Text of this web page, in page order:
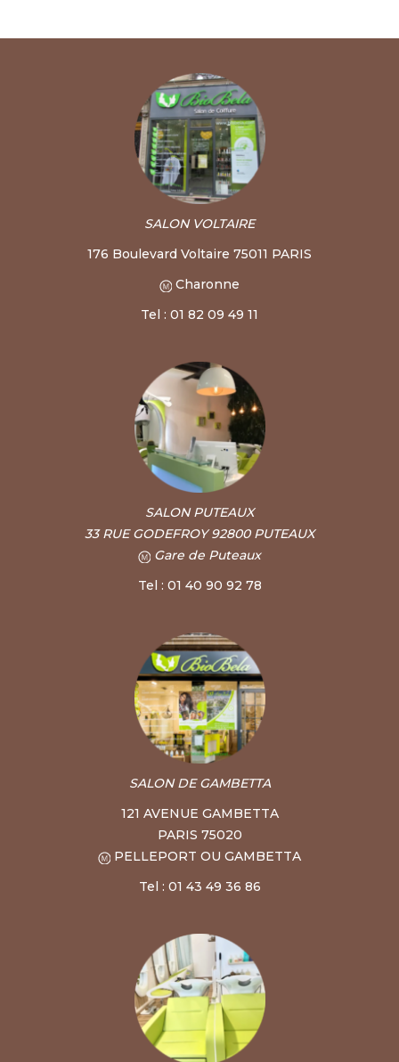
SALON VOLTAIRE
176 Boulevard Voltaire 75011 PARIS
Charonne
Tel : 01 82 09 49 11
SALON PUTEAUX
33 RUE GODEFROY 92800 PUTEAUX
Gare de Puteaux
Tel : 01 40 90 92 78
SALON DE GAMBETTA
121 AVENUE GAMBETTA
PARIS 75020
PELLEPORT OU GAMBETTA
Tel : 01 43 49 36 86